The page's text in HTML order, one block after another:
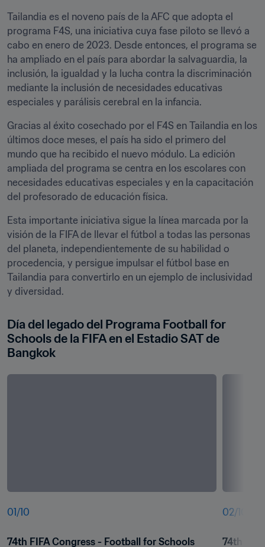
Tailandia es el noveno país de la AFC que adopta el
programa F4S, una iniciativa cuya fase piloto se llevó a
cabo en enero de 2023. Desde entonces, el programa se
ha ampliado en el país para abordar la salvaguardia, la
inclusión, la igualdad y la lucha contra la discriminación
mediante la inclusión de necesidades educativas
especiales y parálisis cerebral en la infancia.
Gracias al éxito cosechado por el F4S en Tailandia en los
últimos doce meses, el país ha sido el primero del
mundo que ha recibido el nuevo módulo. La edición
ampliada del programa se centra en los escolares con
necesidades educativas especiales y en la capacitación
del profesorado de educación física.
Esta importante iniciativa sigue la línea marcada por la
visión de la FIFA de llevar el fútbol a todas las personas
del planeta, independientemente de su habilidad o
procedencia, y persigue impulsar el fútbol base en
Tailandia para convertirlo en un ejemplo de inclusividad
y diversidad.
Día del legado del Programa Football for
Schools de la FIFA en el Estadio SAT de
Bangkok
01 /10
74th FIFA Congress - Football for Schools
02/10
74th